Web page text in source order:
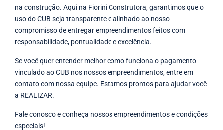
na construção. Aqui na Fiorini Construtora, garantimos que o
uso do CUB seja transparente e alinhado ao nosso
compromisso de entregar empreendimentos feitos com
responsabilidade, pontualidade e excelência.
Se você quer entender melhor como funciona o pagamento
vinculado ao CUB nos nossos empreendimentos, entre em
contato com nossa equipe. Estamos prontos para ajudar você
a REALIZAR.
Fale conosco e conheça nossos empreendimentos e condições
especiais!